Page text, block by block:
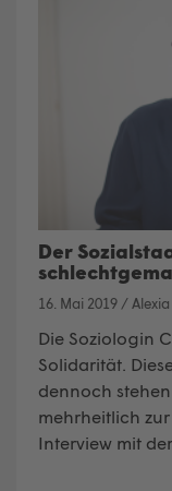
Der
16. Mai 2019 / Alexia
Die Soziologin
Solidarität.
dennoch
mehrheitlich
Interview mit der